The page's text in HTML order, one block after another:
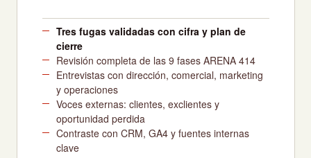
Tres fugas validadas con cifra y plan de
cierre
Revisión completa de las 9 fases ARENA 414
Entrevistas con dirección, comercial, marketing
y operaciones
Voces externas: clientes, exclientes y
oportunidad perdida
Contraste con CRM, GA4 y fuentes internas
clave